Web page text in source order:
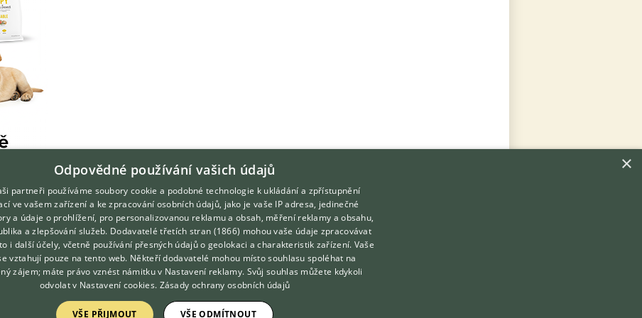
×
Odpovědné používání vašich údajů
partneři používáme soubory cookie a podobné technologie k ukládání a zpřístupnění
ve vašem zařízení a ke zpracování osobních údajů, jako je vaše IP adresa, jedinečné
a údaje o prohlížení, pro personalizovanou reklamu a obsah, měření reklamy a obsahu,
a zlepšování služeb. Dodavatelé třetích stran (1866) mohou vaše údaje zpracovávat
i další účely, včetně používání přesných údajů o geolokaci a charakteristik zařízení. Vaše
vztahují pouze na tento web. Někteří dodavatelé mohou místo souhlasu spoléhat na
zájem; máte právo vznést námitku v Nastavení reklamy. Svůj souhlas můžete kdykoli
odvolat v Nastavení cookies. Zásady ochrany osobních údajů
VŠE PŘIJMOUT VŠE ODMÍTNOUT